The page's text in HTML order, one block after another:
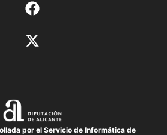
por el Servicio de Informática de